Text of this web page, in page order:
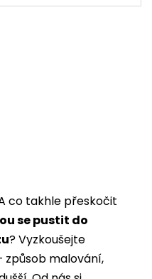
co takhle přeskočit
se pustit do
? Vyzkoušejte
způsob malování,